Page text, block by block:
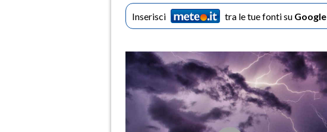
Inserisci tra le tue fonti su Google